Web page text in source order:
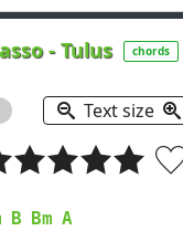
-Tulus chords
Text size
B Bm A